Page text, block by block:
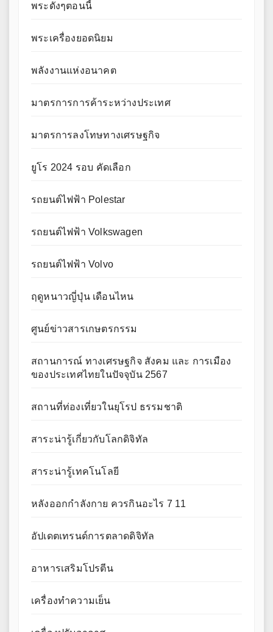
พระดังๆตอนนี้
พระเครื่องยอดนิยม
พลังงานแห่งอนาคต
มาตรการการค้าระหว่างประเทศ
มาตรการลงโทษทางเศรษฐกิจ
ยูโร 2024 รอบ คัดเลือก
รถยนต์ไฟฟ้า Polestar
รถยนต์ไฟฟ้า Volkswagen
รถยนต์ไฟฟ้า Volvo
ฤดูหนาวญี่ปุ่น เดือนไหน
ศูนย์ข่าวสารเกษตรกรรม
สถานการณ์ ทางเศรษฐกิจ สังคม และ การเมือง
ของประเทศไทยในปัจจุบัน 2567
สถานที่ท่องเที่ยวในยุโรป ธรรมชาติ
สาระน่ารู้เกี่ยวกับโลกดิจิทัล
สาระน่ารู้เทคโนโลยี
หลังออกกําลังกาย ควรกินอะไร 7 11
อัปเดตเทรนด์การตลาดดิจิทัล
อาหารเสริมโปรตีน
เครื่องทำความเย็น